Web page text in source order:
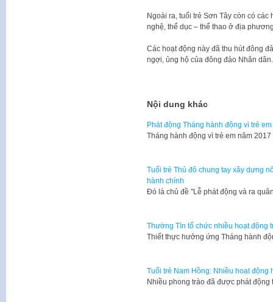
Ngoài ra, tuổi trẻ Sơn Tây còn có
nghệ, thể dục – thể thao ở địa
Các hoạt động này đã thu hút đông
ngợi, ủng hộ của đông đảo Nhân dân.
Nội dung khác
Phát động Tháng hành động vì trẻ
Tháng hành động vì trẻ em năm
Tuổi trẻ Thủ đô chung tay xây dựng
hành chính
Đó là chủ đề "Lễ phát động và ra
Thường Tín tổ chức nhiều hoạt động
Thiết thực hưởng ứng Tháng hành
Tuổi trẻ Nam Hồng: Nhiều hoạt động
Nhiều phong trào đã được phát